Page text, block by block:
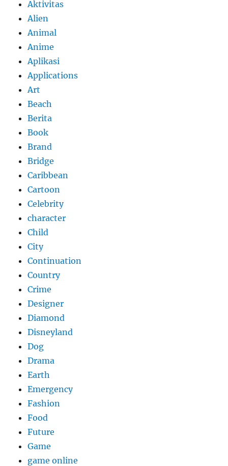
Aktivitas
Alien
Animal
Anime
Aplikasi
Applications
Art
Beach
Berita
Book
Brand
Bridge
Caribbean
Cartoon
Celebrity
character
Child
City
Continuation
Country
Crime
Designer
Diamond
Disneyland
Dog
Drama
Earth
Emergency
Fashion
Food
Future
Game
game online